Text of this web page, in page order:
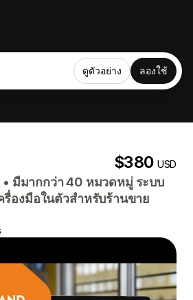
ดูตัวอย่าง ลองใช้
$380USD
• มีมากกว่า 40 หมวดหมู่ ระบบ
รื่องมือในตัวสำหรับร้านขาย